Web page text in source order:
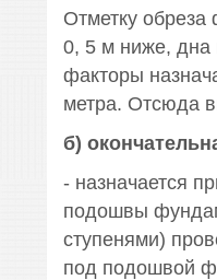
Отметку обреза
0, 5 м ниже, дна
факторы
метра. Отсюда
б)
- назначается
подошвы
ступенями)
под подошвой